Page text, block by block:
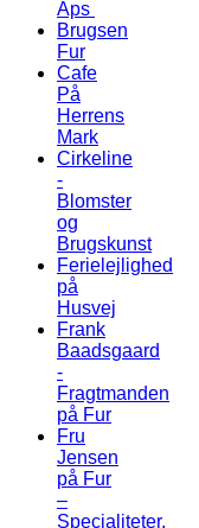
Aps
Brugsen
Fur
Cafe
På
Herrens
Mark
Cirkeline
-
Blomster
og
Brugskunst
Ferielejlighed
på
Husvej
Frank
Baadsgaard
-
Fragtmanden
på Fur
Fru
Jensen
på Fur
–
Specialiteter,